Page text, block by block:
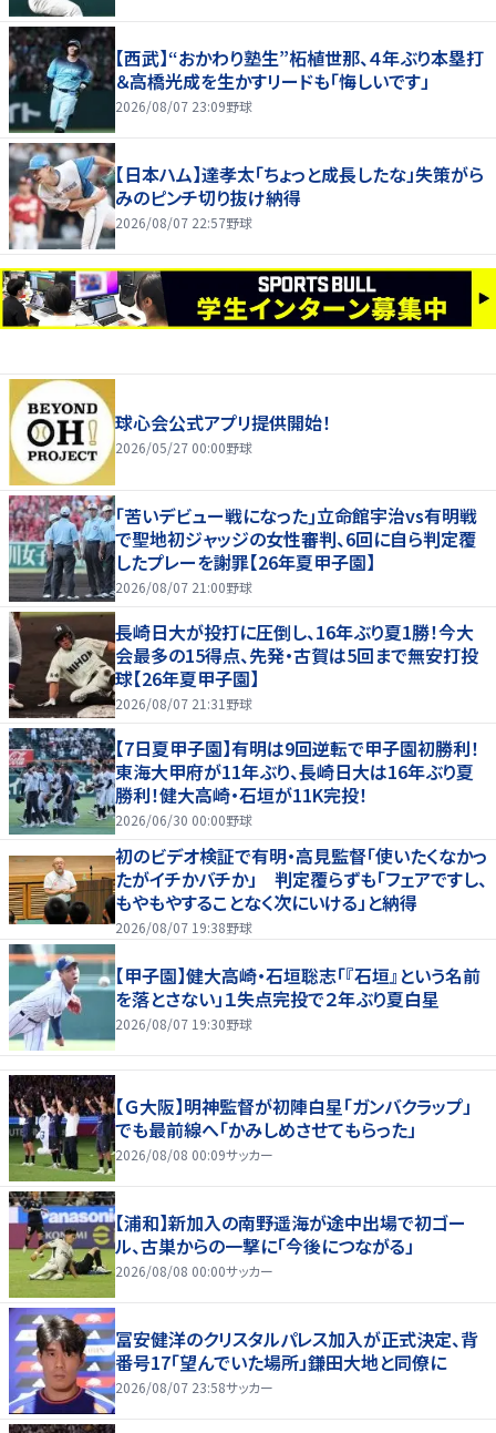
【西武】“おかわり塾生”柘植世那、４年ぶり本塁打
＆高橋光成を生かすリードも「悔しいです」
2026/08/07 23:09野球
【日本ハム】達孝太「ちょっと成長したな」失策がら
みのピンチ切り抜け納得
2026/08/07 22:57野球
球心会公式アプリ提供開始！
2026/05/27 00:00野球
｢苦いデビュー戦になった｣立命館宇治vs有明戦
で聖地初ジャッジの女性審判、6回に自ら判定覆
したプレーを謝罪【26年夏甲子園】
2026/08/07 21:00野球
長崎日大が投打に圧倒し、16年ぶり夏1勝！今大
会最多の15得点、先発・古賀は5回まで無安打投
球【26年夏甲子園】
2026/08/07 21:31 野球
【7日夏甲子園】有明は9回逆転で甲子園初勝利！
東海大甲府が11年ぶり、長崎日大は16年ぶり夏
勝利！健大高崎・石垣が11K完投！
2026/06/30 00:00野球
初のビデオ検証で有明・高見監督「使いたくなかっ
たがイチかバチか」 判定覆らずも「フェアですし、
もやもやすることなく次にいける」と納得
2026/08/07 19:38野球
【甲子園】健大高崎・石垣聡志「『石垣』という名前
を落とさない」１失点完投で２年ぶり夏白星
2026/08/07 19:30野球
【Ｇ大阪】明神監督が初陣白星「ガンバクラップ」
でも最前線へ「かみしめさせてもらった」
2026/08/08 00:09サッカー
【浦和】新加入の南野遥海が途中出場で初ゴー
ル、古巣からの一撃に「今後につながる」
2026/08/08 00:00サッカー
冨安健洋のクリスタルパレス加入が正式決定、背
番号17「望んでいた場所」鎌田大地と同僚に
2026/08/07 23:58サッカー